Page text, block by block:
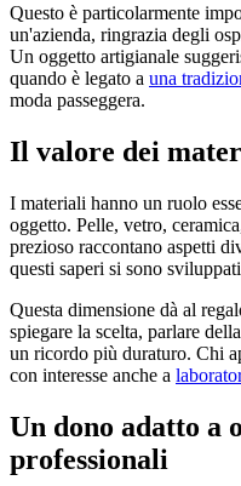
Questo è particolarmente
un'azienda, ringrazia degli
Un oggetto artigianale
quando è legato a una
moda passeggera.
Il valore dei
I materiali hanno un ruolo
oggetto. Pelle, vetro,
prezioso raccontano aspetti
questi saperi si sono
Questa dimensione dà al
spiegare la scelta, parlare
un ricordo più duraturo. Chi
con interesse anche a
Un dono adatto a
professionali